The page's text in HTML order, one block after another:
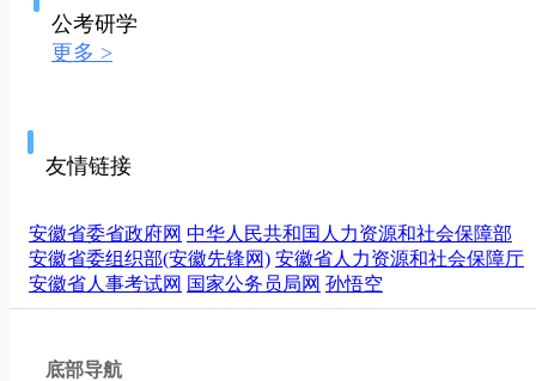
公考研学
更多 >
友情链接
安徽省委省政府网 中华人民共和国人力资源和社会保障部
安徽省委组织部(安徽先锋网) 安徽省人力资源和社会保障厅
安徽省人事考试网 国家公务员局网 孙悟空
底部导航